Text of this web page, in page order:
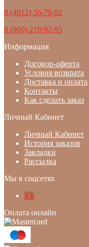
8 (4812) 56-70-92
8 (900) 219-92-95
Информация
Договор-оферта
Условия возврата
Доставка и оплата
Контакты
Как сделать заказ
Личный Кабинет
Личный Кабинет
История заказов
Закладки
Рассылка
Мы в соцсетях
Vk
Оплата онлайн